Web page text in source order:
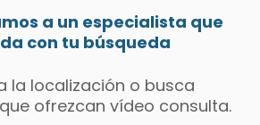
a un especialista que
con tu búsqueda
la localización o busca
ofrezcan vídeo consulta.